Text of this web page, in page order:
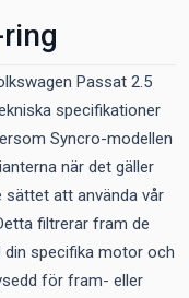
Passat 2.5
specifikationer
Syncro-modellen
när det gäller
sättet att använda vår
filtrerar fram de
specifika motor och
för fram- eller